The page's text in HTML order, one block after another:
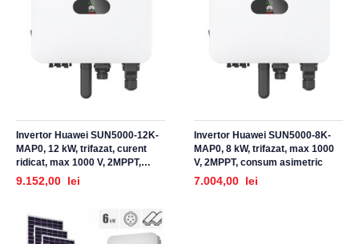
Invertor Huawei SUN5000-12K-
MAP0, 12 kW, trifazat, curent
ridicat, max 1000 V, 2MPPT,
consum asimetric
9.152,00 lei
Invertor Huawei SUN5000-8K-
MAP0, 8 kW, trifazat, max 1000
V, 2MPPT, consum asimetric
7.004,00 lei